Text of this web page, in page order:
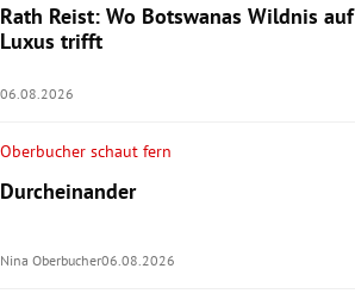
Rath Reist: Wo Botswanas Wildnis auf
Luxus trifft
06.08.2026
Oberbucher schaut fern
Durcheinander
Nina Oberbucher06.08.2026